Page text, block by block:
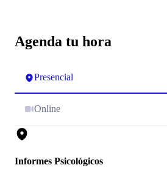
Agenda tu hora
Presencial
Online
Informes Psicológicos